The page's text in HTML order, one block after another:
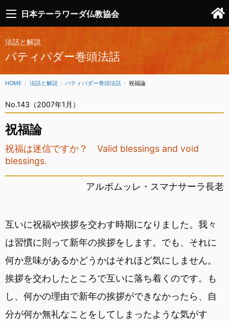
日本テーラワーダ仏教協会
法話と解説
パティパダー巻頭法話
HOME 法話と解説 パティパダー巻頭法話 CURRENT:
祝福論
No.143（2007年1月）
祝福論
祝福は迷信ですか？ Valid blessings and void
blessings.
アルボムッレ・スマナサーラ長老
互いに祝福や挨拶を交わす時期になりました。我々
は習慣に則って新年の挨拶をします。でも、それに
何か意味があるかどうかはそれほど気にしません。
挨拶を交わしたところで互いに落ち着くのです。も
し、何かの理由で新年の挨拶ができなかったら、自
分が何か無礼なことをしてしまったような気がす